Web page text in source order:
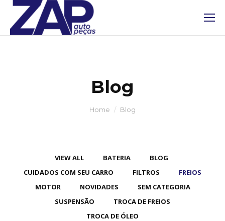
Blog
Home Blog
VIEW ALL BATERIA
BLOG
CUIDADOS COM SEU CARRO
FILTROS
FREIOS
MOTOR
NOVIDADES
SEM CATEGORIA
SUSPENSÃO
TROCA DE FREIOS
TROCA DE ÓLEO